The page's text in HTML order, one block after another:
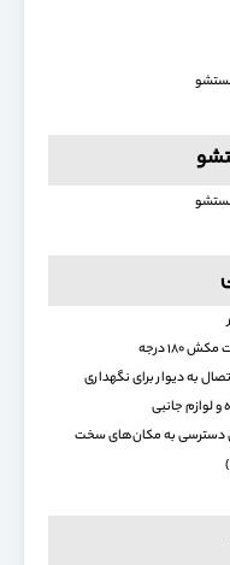
۱۸۰ درجه
به دیوار برای نگهداری
لوازم جانبی
دسترسی به مکان‌های سخت